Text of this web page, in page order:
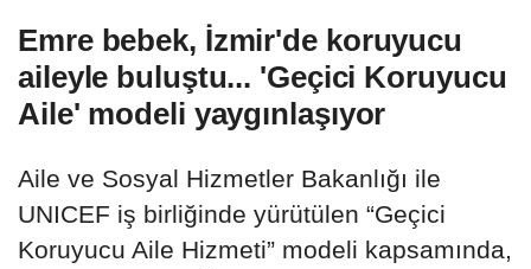
Emre bebek, İzmir'de koruyucu
aileyle buluştu... 'Geçici Koruyucu
Aile' modeli yaygınlaşıyor
Aile ve Sosyal Hizmetler Bakanlığı ile
UNICEF iş birliğinde yürütülen “Geçici
Koruyucu Aile Hizmeti” modeli kapsamında,